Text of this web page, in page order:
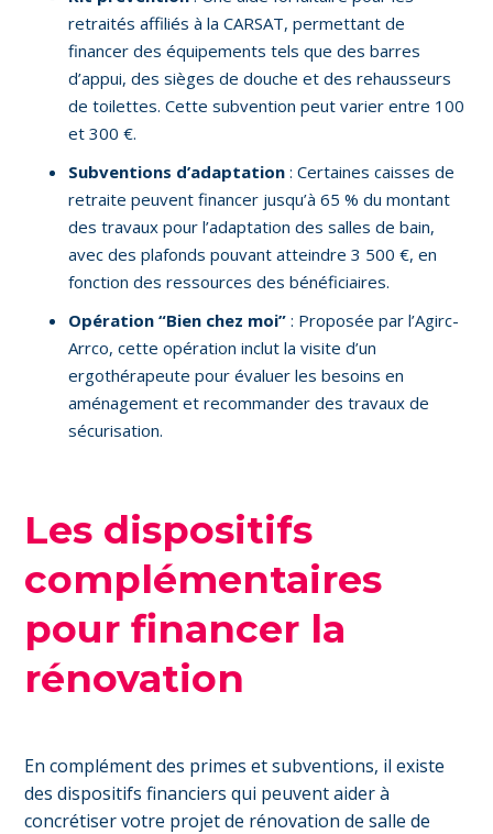
retraités affiliés à la CARSAT, permettant de
financer des équipements tels que des barres
d’appui, des sièges de douche et des rehausseurs
de toilettes. Cette subvention peut varier entre 100
et 300 €.
Subventions d’adaptation : Certaines caisses de
retraite peuvent financer jusqu’à 65 % du montant
des travaux pour l’adaptation des salles de bain,
avec des plafonds pouvant atteindre 3 500 €, en
fonction des ressources des bénéficiaires.
Opération “Bien chez moi” : Proposée par l’Agirc-
Arrco, cette opération inclut la visite d’un
ergothérapeute pour évaluer les besoins en
aménagement et recommander des travaux de
sécurisation.
Les dispositifs
complémentaires
pour financer la
rénovation
En complément des primes et subventions, il existe
des dispositifs financiers qui peuvent aider à
concrétiser votre projet de rénovation de salle de